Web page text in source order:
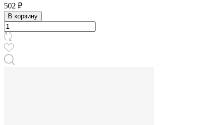
502 ₽
В корзину